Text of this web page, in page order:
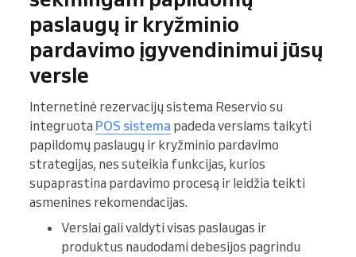
paslaugų ir kryžminio
pardavimo įgyvendinimui jūsų
versle
Internetinė rezervacijų sistema Reservio su
integruota POS sistema padeda verslams taikyti
papildomų paslaugų ir kryžminio pardavimo
strategijas, nes suteikia funkcijas, kurios
supaprastina pardavimo procesą ir leidžia teikti
asmenines rekomendacijas.
Verslai gali valdyti visas paslaugas ir
produktus naudodami debesijos pagrindu